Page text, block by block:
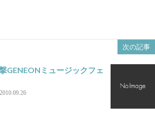
次の記事
GENEONミュージックフェ
2010.09.26